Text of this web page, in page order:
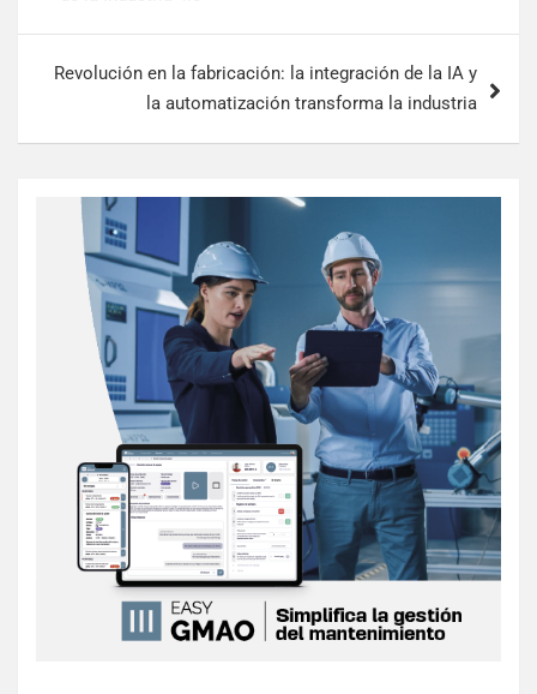
Revolución en la fabricación: la integración de la IA y
la automatización transforma la industria